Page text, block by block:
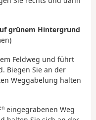
grünem Hintergrund
Feldweg und führt
Biegen Sie an der
Weggabelung halten
eingegrabenen Weg